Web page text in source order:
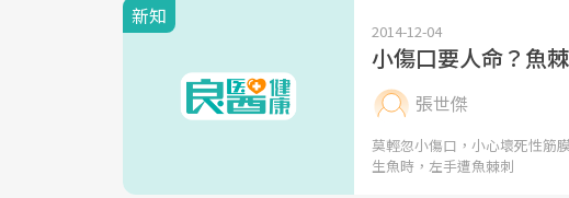
新知
2014-12-04
小傷口要人命？魚
張世傑
莫輕忽小傷口，小心壞死性筋
生魚時，左手遭魚棘刺